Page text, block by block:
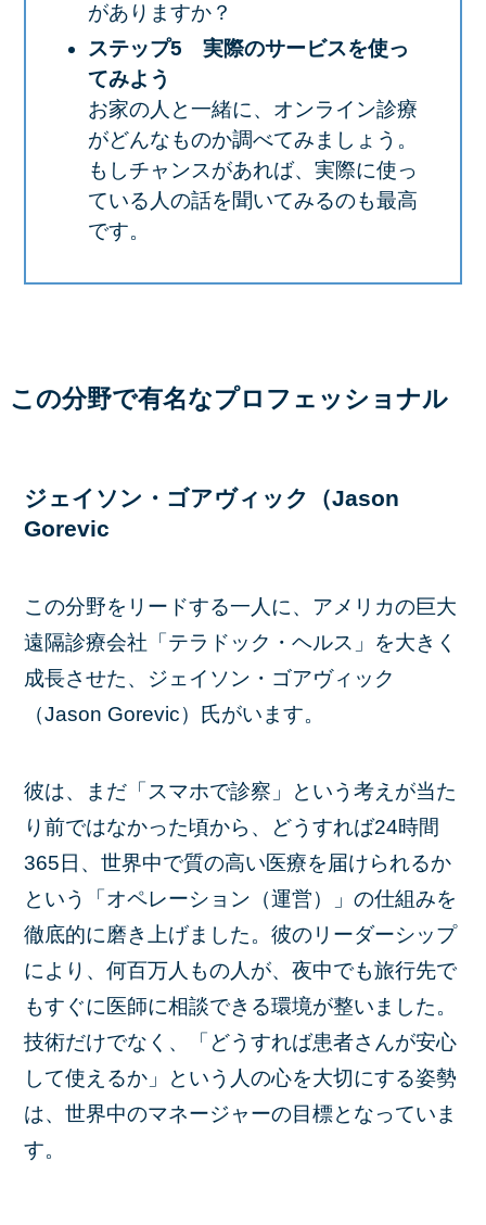
がありますか？
ステップ5 実際のサービスを使っ
てみよう
お家の人と一緒に、オンライン診療
がどんなものか調べてみましょう。
もしチャンスがあれば、実際に使っ
ている人の話を聞いてみるのも最高
です。
この分野で有名なプロフェッショナル
ジェイソン・ゴアヴィック（Jason
Gorevic
この分野をリードする一人に、アメリカの巨大
遠隔診療会社「テラドック・ヘルス」を大きく
成長させた、ジェイソン・ゴアヴィック
（Jason Gorevic）氏がいます。
彼は、まだ「スマホで診察」という考えが当た
り前ではなかった頃から、どうすれば24時間
365日、世界中で質の高い医療を届けられるか
という「オペレーション（運営）」の仕組みを
徹底的に磨き上げました。彼のリーダーシップ
により、何百万人もの人が、夜中でも旅行先で
もすぐに医師に相談できる環境が整いました。
技術だけでなく、「どうすれば患者さんが安心
して使えるか」という人の心を大切にする姿勢
は、世界中のマネージャーの目標となっていま
す。